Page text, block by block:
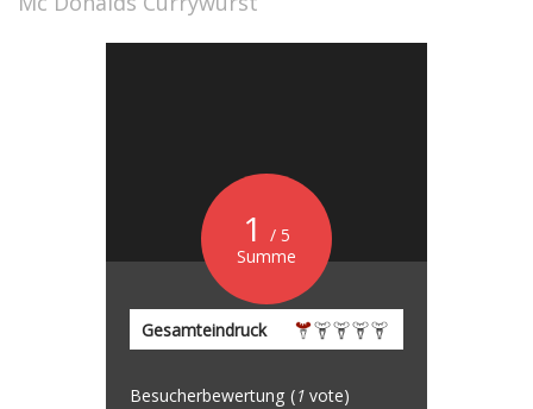
1
/ 5
Summe
Gesamteindruck
Besucherbewertung (1 vote)